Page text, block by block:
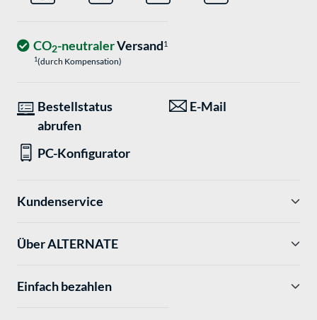
CO2-neutralerVersand1
1(durch Kompensation)
Bestellstatus
abrufen
E-Mail
PC-Konfigurator
Kundenservice
Über ALTERNATE
Einfach bezahlen